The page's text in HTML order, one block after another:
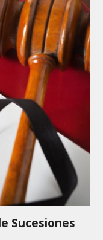
Sucesiones